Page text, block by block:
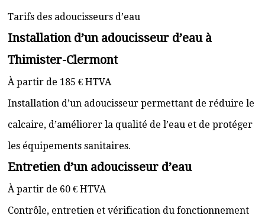
Tarifs des adoucisseurs d’eau
Installation d’un adoucisseur d’eau à
Thimister-Clermont
À partir de 185 € HTVA
Installation d’un adoucisseur permettant de réduire le
calcaire, d’améliorer la qualité de l’eau et de protéger
les équipements sanitaires.
Entretien d’un adoucisseur d’eau
À partir de 60 € HTVA
Contrôle, entretien et vérification du fonctionnement